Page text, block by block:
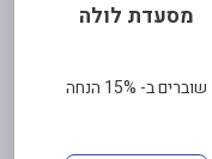
מסעדת לולה
שוברים ב- 15% הנחה